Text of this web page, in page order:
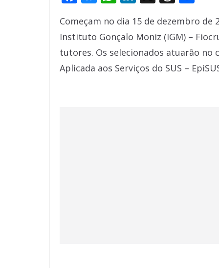
e
b
o
o
e
sk
y
at
s
A
p
k
e
dI
n
re
a
d
s
ar
e
Começam no dia 15 de dezembro
Instituto Gonçalo Moniz (IGM) –
tutores. Os selecionados atuarão no
Aplicada aos Serviços do SUS –